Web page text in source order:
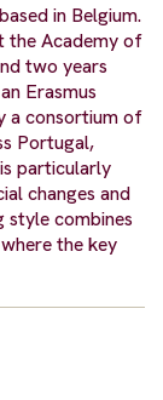
in Belgium.
the Academy of
two years
Erasmus
a consortium of
Portugal,
particularly
changes and
style combines
the key